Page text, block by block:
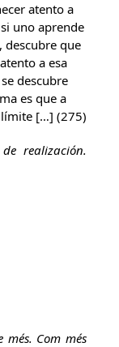
atento a
uno aprende
descubre que
a esa
descubre
es que a
límite […] (275)
realización.
més. Com més